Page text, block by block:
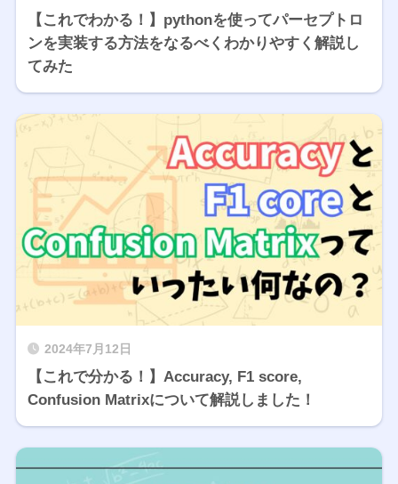
【これでわかる！】pythonを使ってパーセプトロ
ンを実装する方法をなるべくわかりやすく解説し
てみた
2024年7月12日
【これで分かる！】Accuracy, F1 score,
Confusion Matrixについて解説しました！